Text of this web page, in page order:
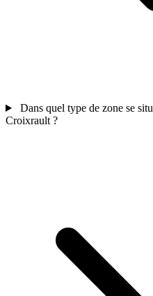
Dans quel type de zone se
Croixrault ?